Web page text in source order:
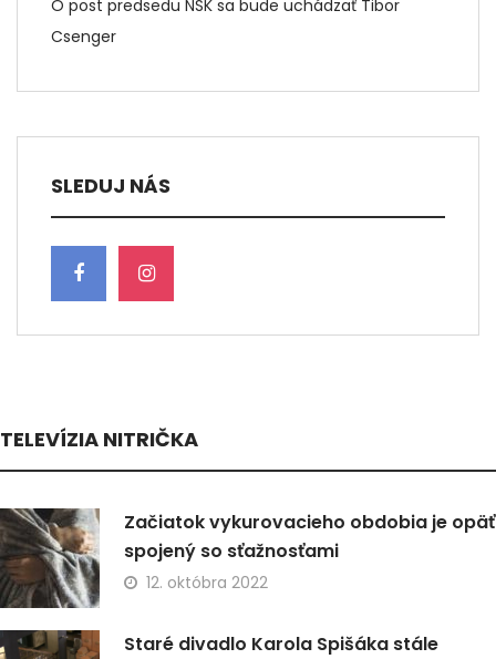
O post predsedu NSK sa bude uchádzať Tibor
Csenger
SLEDUJ NÁS
TELEVÍZIA NITRIČKA
Začiatok vykurovacieho obdobia je opäť
spojený so sťažnosťami
12. októbra 2022
Staré divadlo Karola Spišáka stále